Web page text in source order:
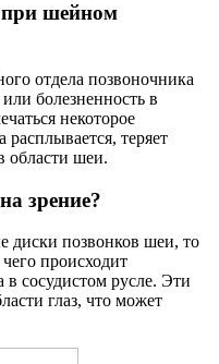
при шейном
отдела позвоночника
болезненность в
некоторое
теряет
области шеи.
зрение?
диски позвонков шеи, то
происходит
сосудистом русле. Эти
глаз, что может